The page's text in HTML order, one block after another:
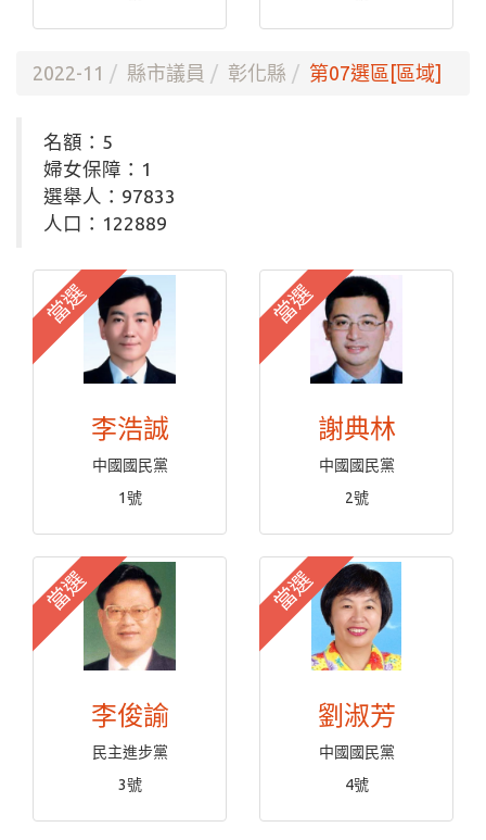
2022-11 縣市議員 彰化縣 第07選區[區域]
名額：5
婦女保障：1
選舉人：97833
人口：122889
當選
李浩誠
中國國民黨
1號
當選
謝典林
中國國民黨
2號
當選
李俊諭
民主進步黨
3號
當選
劉淑芳
中國國民黨
4號